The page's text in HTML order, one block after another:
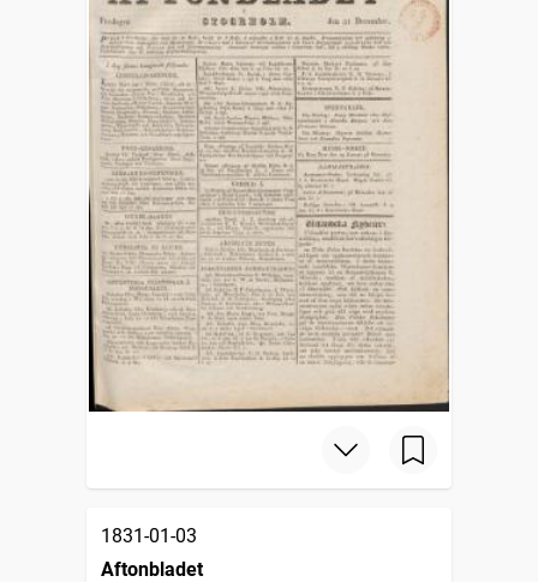
1831-01-03
Aftonbladet